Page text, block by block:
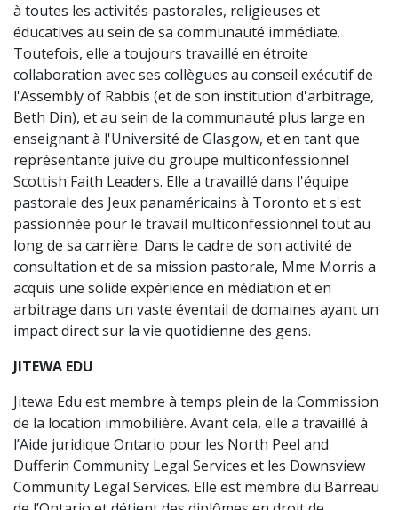
à toutes les activités pastorales, religieuses et
éducatives au sein de sa communauté immédiate.
Toutefois, elle a toujours travaillé en étroite
collaboration avec ses collègues au conseil exécutif de
l'Assembly of Rabbis (et de son institution d'arbitrage,
Beth Din), et au sein de la communauté plus large en
enseignant à l'Université de Glasgow, et en tant que
représentante juive du groupe multiconfessionnel
Scottish Faith Leaders. Elle a travaillé dans l'équipe
pastorale des Jeux panaméricains à Toronto et s'est
passionnée pour le travail multiconfessionnel tout au
long de sa carrière. Dans le cadre de son activité de
consultation et de sa mission pastorale, Mme Morris a
acquis une solide expérience en médiation et en
arbitrage dans un vaste éventail de domaines ayant un
impact direct sur la vie quotidienne des gens.
JITEWA EDU
Jitewa Edu est membre à temps plein de la Commission
de la location immobilière. Avant cela, elle a travaillé à
l’Aide juridique Ontario pour les North Peel and
Dufferin Community Legal Services et les Downsview
Community Legal Services. Elle est membre du Barreau